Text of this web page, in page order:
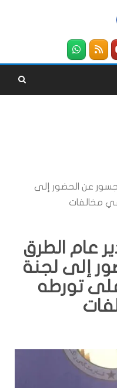
عن الحضور إلى
مخالفات
عام الطرق
إلى لجنة
تورطه